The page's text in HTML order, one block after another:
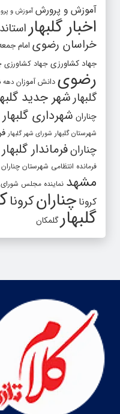
آموزش و پرورش آموزش و
اخبار گلبهار
خراسان رضوی امام
جهاد کشاورزی جهاد کشاورزی
رضوی دانش آموزان دهه
گلبهارشهر جدید
چناران شهرداری گلبهار
شهرستان گلبهار شورای شهر گلبهار
چنارانفرماندار گلبهار
فرمانده انتظامی شهرستان چناران
مشهد نماینده مجلس
کرونا چنارانکرونا
گلبهارگلمکان